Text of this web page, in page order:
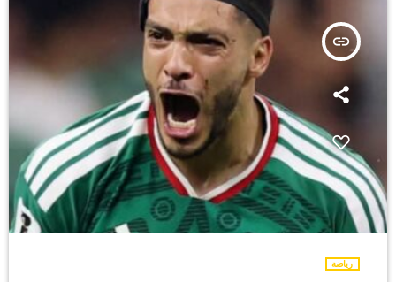
insert_link
رياضة